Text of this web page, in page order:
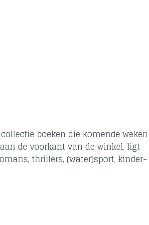
boeken die komende weken
de voorkant van de winkel, ligt
thrillers, (water)sport,